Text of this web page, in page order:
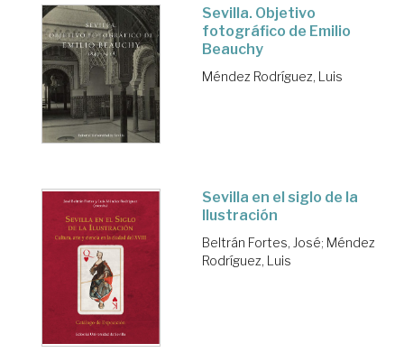
Sevilla. Objetivo
fotográfico de Emilio
Beauchy
Méndez Rodríguez, Luis
Sevilla en el siglo de la
Ilustración
Beltrán Fortes, José; Méndez
Rodríguez, Luis